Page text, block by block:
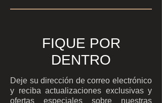
FIQUE POR
DENTRO
Deje su dirección de correo electrónico
y reciba actualizaciones exclusivas y
ofertas especiales sobre nuestras